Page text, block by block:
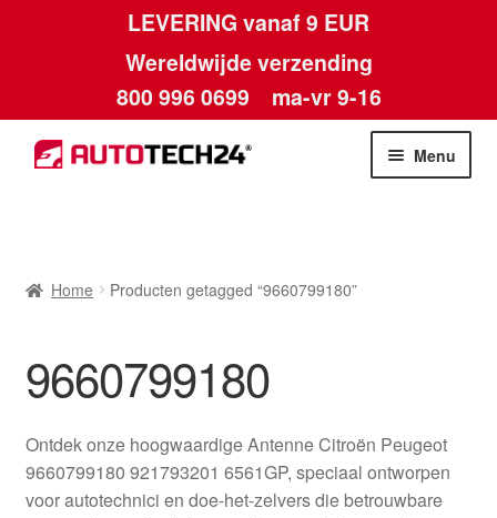
LEVERING vanaf 9 EUR
Wereldwijde verzending
800 996 0699 ma-vr 9-16
Ga
door
Ga
naar
Menu
Betalingen
Contact
Kassa
Home Producten getagged “9660799180”
9660799180
Ontdek onze hoogwaardige Antenne Citroën Peugeot
9660799180 921793201 6561GP, speciaal ontworpen
voor autotechnici en doe-het-zelvers die betrouwbare